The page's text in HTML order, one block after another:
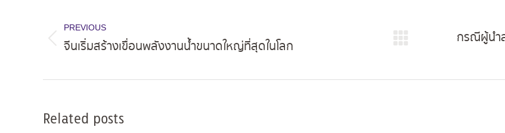
navigation
PREVIOUS
Previous
จีนเริ่มสร้างเขื่อนพลังงานน้ำขนาดใหญ่ที่สุดในโลก
กรณีผู้นำ
Related posts